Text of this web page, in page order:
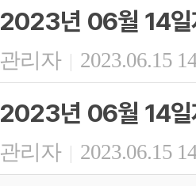
2023년 06월 14일
관리자 | 2023.06.15
2023년 06월 14일
관리자 | 2023.06.15